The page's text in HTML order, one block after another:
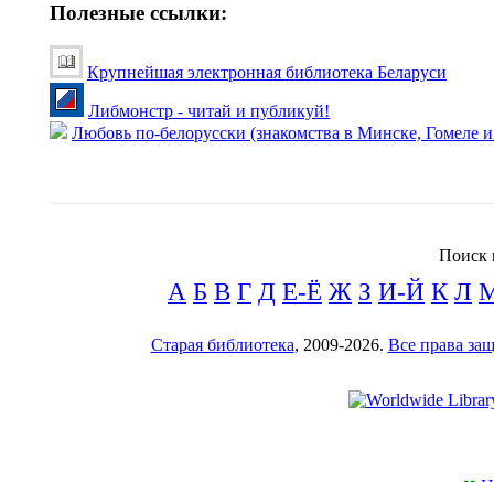
Полезные ссылки:
Крупнейшая электронная библиотека Беларуси
Либмонстр - читай и публикуй!
Любовь по-белорусски (знакомства в Минске, Гомеле
Поиск
А Б В Г Д Е-Ё Ж З И-Й К Л
Старая библиотека, 2009-2026. Все права